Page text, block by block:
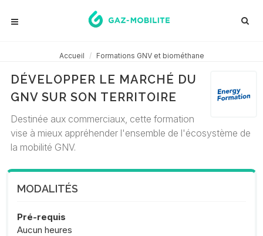
Accueil Formations GNV et biométhane
DÉVELOPPER LE MARCHÉ DU
GNV SUR SON TERRITOIRE
Destinée aux commerciaux, cette formation
vise à mieux appréhender l'ensemble de l'écosystème de
la mobilité GNV.
MODALITÉS
Pré-requis
Aucun heures